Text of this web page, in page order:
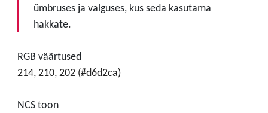
ümbruses ja valguses, kus seda kasutama
hakkate.
RGB väärtused
214, 210, 202 (#d6d2ca)
NCS toon